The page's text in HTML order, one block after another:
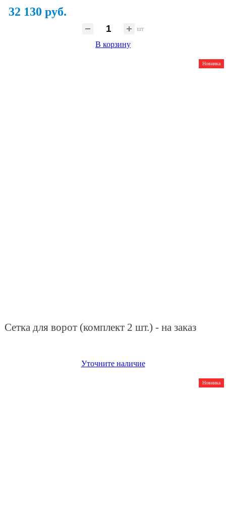
32 130 руб.
шт
В корзину
Новинка
Сетка для ворот (комплект 2 шт.) - на заказ
Уточните наличие
Новинка